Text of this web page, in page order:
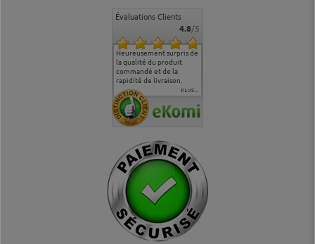
Évaluations Clients
4.8/5
Heureusement surpris de
la qualité du produit
commandé et de la
rapidité de livraison.
de l'aménagement et ne
regrette pas mon achat.
PLUS...